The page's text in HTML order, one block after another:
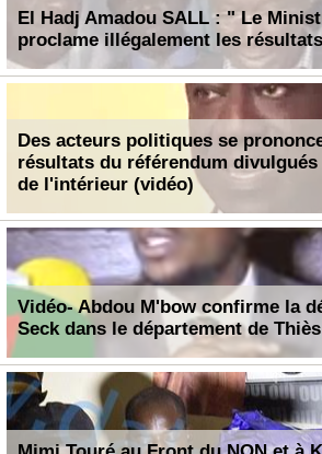
El Hadj Amadou SALL : " Le
proclame illégalement les
Des acteurs politiques se
résultats du référendum
de l'intérieur (vidéo)
Vidéo- Abdou M'bow confirme la
Seck dans le département de Thiès